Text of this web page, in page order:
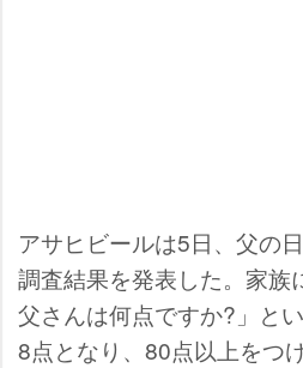
アサヒビールは5日、父の
調査結果を発表した。家族
父さんは何点ですか?」と
8点となり、80点以上をつ